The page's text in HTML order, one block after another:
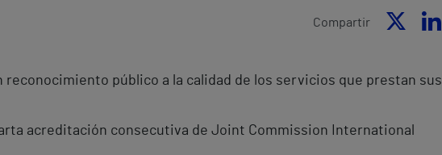
Compartir
público a la calidad de los servicios que prestan sus
acreditación consecutiva de Joint Commission International